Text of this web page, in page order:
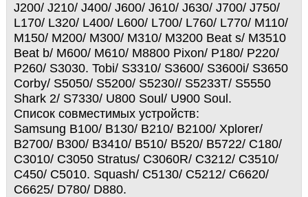
J200/ J210/ J400/ J600/ J610/ J630/ J700/ J750/
L170/ L320/ L400/ L600/ L700/ L760/ L770/ M110/
M150/ M200/ M300/ M310/ M3200 Beat s/ M3510
Beat b/ M600/ M610/ M8800 Pixon/ P180/ P220/
P260/ S3030. Tobi/ S3310/ S3600/ S3600i/ S3650
Corby/ S5050/ S5200/ S5230// S5233T/ S5550
Shark 2/ S7330/ U800 Soul/ U900 Soul.
Список совместимых устройств:
Samsung B100/ B130/ B210/ B2100/ Xplorer/
B2700/ B300/ B3410/ B510/ B520/ B5722/ C180/
C3010/ C3050 Stratus/ C3060R/ C3212/ C3510/
C450/ C5010. Squash/ C5130/ C5212/ C6620/
C6625/ D780/ D880.